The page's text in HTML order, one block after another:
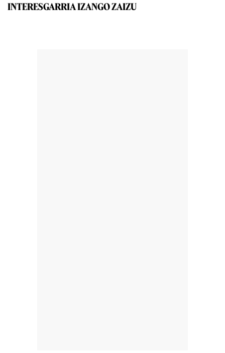
INTERESGARRIA IZANGO ZAIZU